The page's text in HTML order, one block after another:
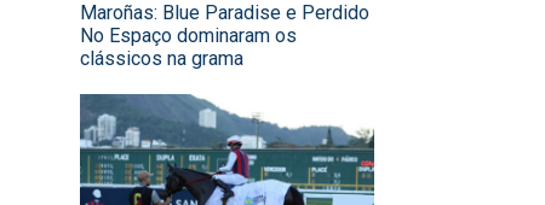
Maroñas: Blue Paradise e Perdido
No Espaço dominaram os
clássicos na grama